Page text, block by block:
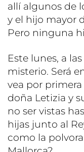
allí algunos de
y el hijo mayor
Pero ninguna
Este lunes, a
misterio. Será
vea por
doña Letizia y
no ser vistas
hijas junto al
como la